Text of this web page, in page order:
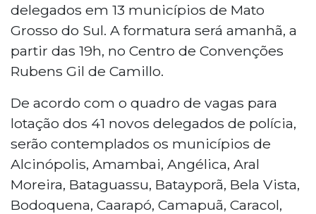
delegados em 13 municípios de Mato
Grosso do Sul. A formatura será amanhã, a
partir das 19h, no Centro de Convenções
Rubens Gil de Camillo.
De acordo com o quadro de vagas para
lotação dos 41 novos delegados de polícia,
serão contemplados os municípios de
Alcinópolis, Amambai, Angélica, Aral
Moreira, Bataguassu, Batayporã, Bela Vista,
Bodoquena, Caarapó, Camapuã, Caracol,